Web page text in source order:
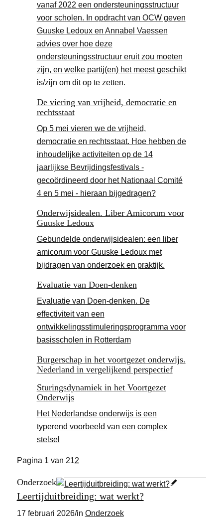
vanaf 2022 een ondersteuningsstructuur
voor scholen. In opdracht van OCW geven
Guuske Ledoux en Annabel Vaessen
advies over hoe deze
ondersteuningsstructuur eruit zou moeten
zijn, en welke partij(en) het meest geschikt
is/zijn om dit op te zetten.
De viering van vrijheid, democratie en
rechtsstaat
Op 5 mei vieren we de vrijheid,
democratie en rechtsstaat. Hoe hebben de
inhoudelijke activiteiten op de 14
jaarlijkse Bevrijdingsfestivals -
gecoördineerd door het Nationaal Comité
4 en 5 mei - hieraan bijgedragen?
Onderwijsidealen. Liber Amicorum voor
Guuske Ledoux
Gebundelde onderwijsidealen: een liber
amicorum voor Guuske Ledoux met
bijdragen van onderzoek en praktijk.
Evaluatie van Doen-denken
Evaluatie van Doen-denken. De
effectiviteit van een
ontwikkelingsstimuleringsprogramma voor
basisscholen in Rotterdam
Burgerschap in het voortgezet onderwijs.
Nederland in vergelijkend perspectief
Sturingsdynamiek in het Voortgezet
Onderwijs
Het Nederlandse onderwijs is een
typerend voorbeeld van een complex
stelsel
Pagina 1 van 212
Onderzoek
Leertijduitbreiding: wat werkt?
17 februari 2026/in Onderzoek